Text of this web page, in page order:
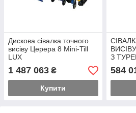
Дискова сівалка точного
висіву Церера 8 Mini-Till
LUX
1 487 063 ₴
Купити
З
584